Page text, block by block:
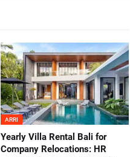
ARRI
Yearly Villa Rental Bali for
Company Relocations: HR